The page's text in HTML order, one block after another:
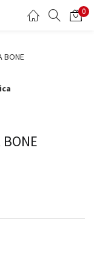
0
BONE